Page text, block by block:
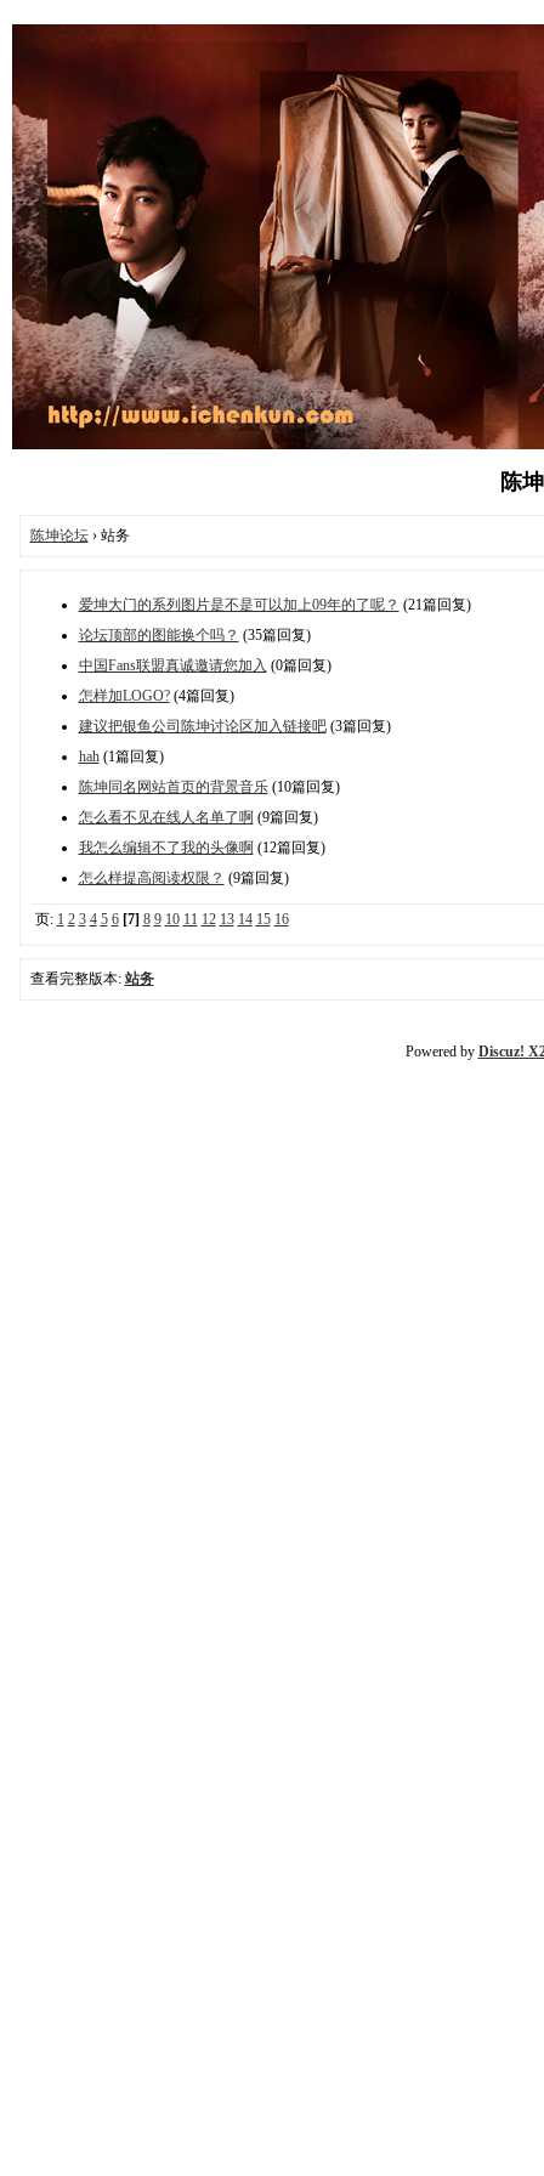
陈
陈坤论坛› 站务
爱坤大门的系列图片是不是可以加上09年的了呢？ (21篇回复)
论坛顶部的图能换个吗？ (35篇回复)
中国Fans联盟真诚邀请您加入 (0篇回复)
怎样加LOGO?(4篇回复)
建议把银鱼公司陈坤讨论区加入链接吧(3篇回复)
hah(1篇回复)
陈坤同名网站首页的背景音乐(10篇回复)
怎么看不见在线人名单了啊(9篇回复)
我怎么编辑不了我的头像啊(12篇回复)
怎么样提高阅读权限？ (9篇回复)
页: 1 2 3 4 5 6 [7] 8 9 10 11 12 13 14 15 16
查看完整版本: 站务
Powered by Discuz!